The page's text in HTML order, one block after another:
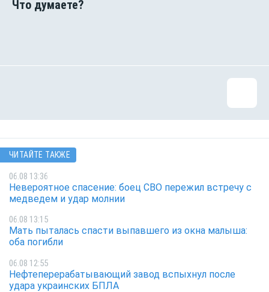
ЧИТАЙТЕ ТАКЖЕ
06.08 13:36
Невероятное спасение: боец СВО пережил встречу с
медведем и удар молнии
06.08 13:15
Мать пыталась спасти выпавшего из окна малыша:
оба погибли
06.08 12:55
Нефтеперерабатывающий завод вспыхнул после
удара украинских БПЛА